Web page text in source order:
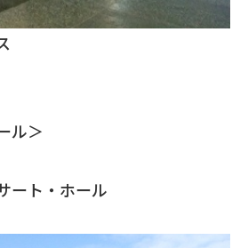
ル＞
ート・ホール